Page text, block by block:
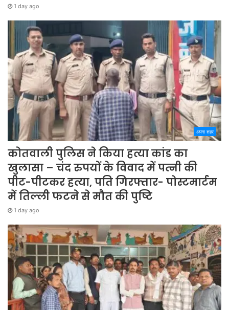
1 day ago
अपना शहर
कोतवाली पुलिस ने किया हत्या कांड का
खुलासा – चंद रुपयों के विवाद में पत्नी की
पीट-पीटकर हत्या, पति गिरफ्तार- पोस्टमार्टम
में तिल्ली फटने से मौत की पुष्टि
1 day ago